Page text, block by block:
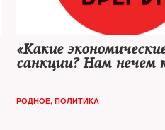
«Какие
санкции? Нам нечем
РОДНОЕ, ПОЛИТИКА